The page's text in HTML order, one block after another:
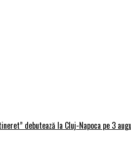
debutează la Cluj-Napoca pe 3